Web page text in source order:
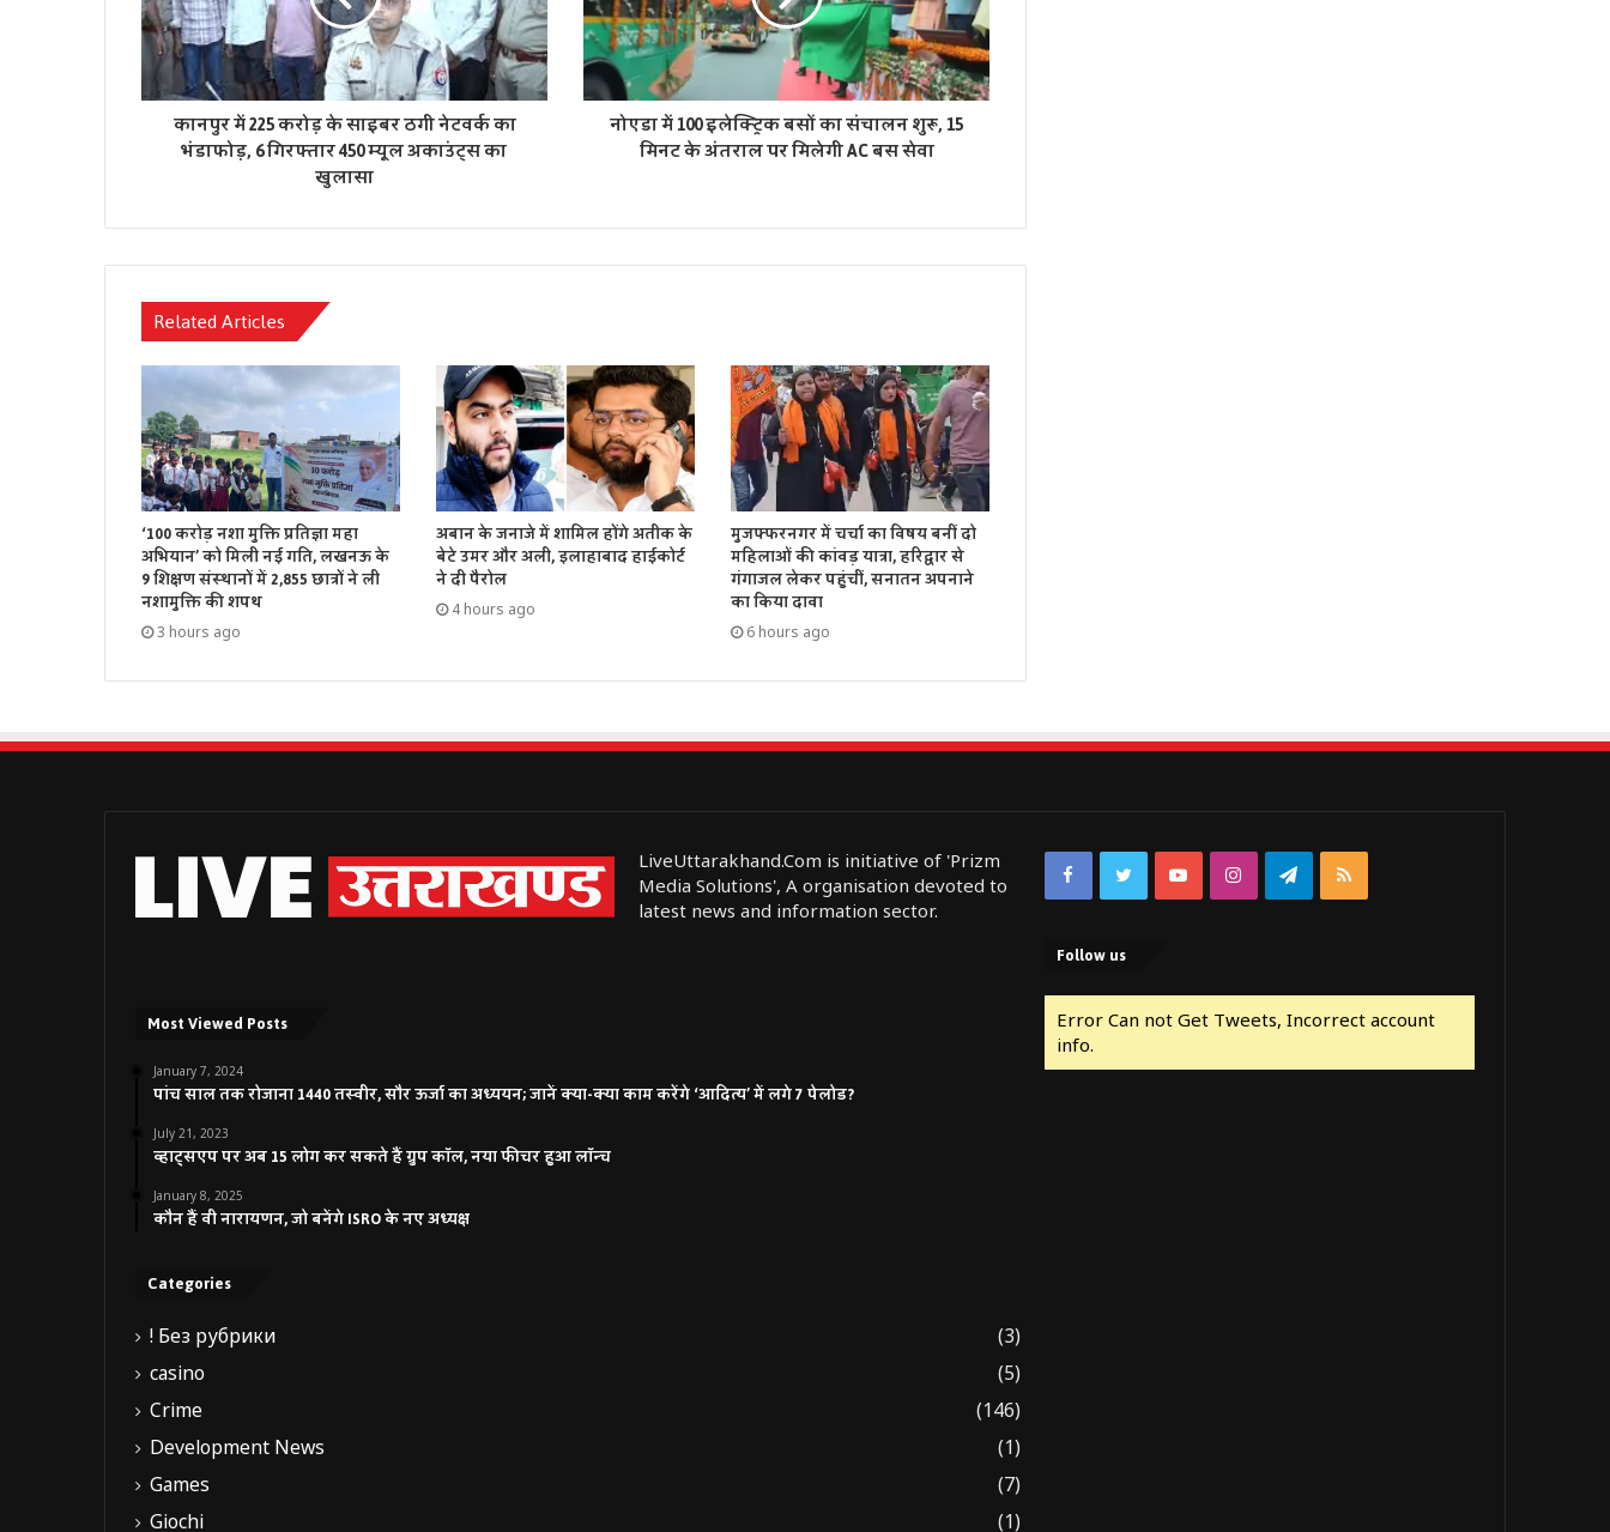
कानपुर में 225 करोड़ के साइबर ठगी नेटवर्क का
भंडाफोड़, 6 गिरफ्तार 450 म्यूल अकाउंट्स का
खुलासा
नोएडा में 100 इलेक्ट्रिक बसों का संचालन शुरू, 15
मिनट के अंतराल पर मिलेगी AC बस सेवा
Related Articles
‘100 करोड़ नशा मुक्ति प्रतिज्ञा महा
अभियान’ को मिली नई गति, लखनऊ के
9 शिक्षण संस्थानों में 2,855 छात्रों ने ली
नशामुक्ति की शपथ
3 hours ago
अबान के जनाजे में शामिल होंगे अतीक के
बेटे उमर और अली, इलाहाबाद हाईकोर्ट
ने दी पैरोल
4 hours ago
मुजफ्फरनगर में चर्चा का विषय बनीं दो
महिलाओं की कांवड़ यात्रा, हरिद्वार से
गंगाजल लेकर पहुंचीं, सनातन अपनाने
का किया दावा
6 hours ago
LiveUttarakhand.Com is initiative of 'Prizm
Media Solutions', A organisation devoted to
latest news and information sector.
Most Viewed Posts
January 7, 2024
पांच साल तक रोजाना 1440 तस्वीर, सौर ऊर्जा का अध्ययन; जानें क्या-क्या काम करेंगे ‘आदित्य’ में लगे 7 पेलोड?
July 21, 2023
व्हाट्सएप पर अब 15 लोग कर सकते हैं ग्रुप कॉल, नया फीचर हुआ लॉन्च
January 8, 2025
कौन हैं वी नारायणन, जो बनेंगे ISRO के नए अध्यक्ष
Categories
! Без рубрики
(3)
casino
(5)
Crime
(146)
Development News
(1)
Games
(7)
Giochi
(1)
FacebookTwitterYouTubeInstagramTelegram
RSS
Follow us
Error Can not Get Tweets, Incorrect account
info.